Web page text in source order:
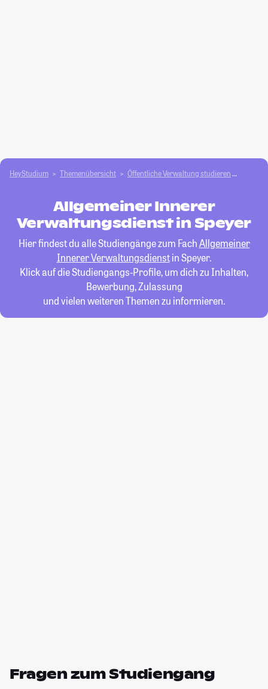
HeyStudium Themenübersicht Öffentliche Verwaltung studieren
Allgemeiner Innerer
Verwaltungsdienst in Speyer
Hier findest du alle Studiengänge zum FachAllgemeiner
Innerer Verwaltungsdienstin Speyer.
Klick auf die Studiengangs-Profile, um dich zu Inhalten,
Bewerbung, Zulassung
und vielen weiteren Themen zu informieren.
Fragen zum Studiengang